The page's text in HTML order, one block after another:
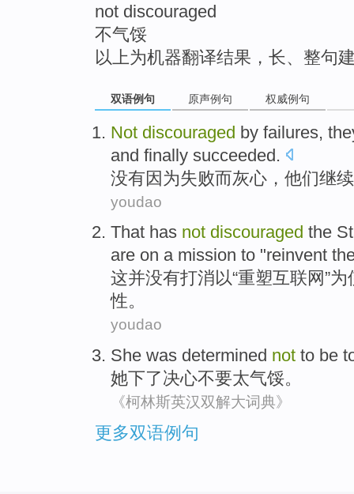
not discouraged
不气馁
以上为机器翻译结果，长、整句
双语例句 原声例句 权威例句
Not discouraged by failures,
and finally succeeded.
没有因为失败而灰心 ， 他们继续
youdao
That has not discouraged the
are on a mission to "reinvent
这并没有打消以“重塑互联网”为
性。
youdao
She was determined not to be
她下了决心不要太气馁。
《柯林斯英汉双解大词典》
更多双语例句